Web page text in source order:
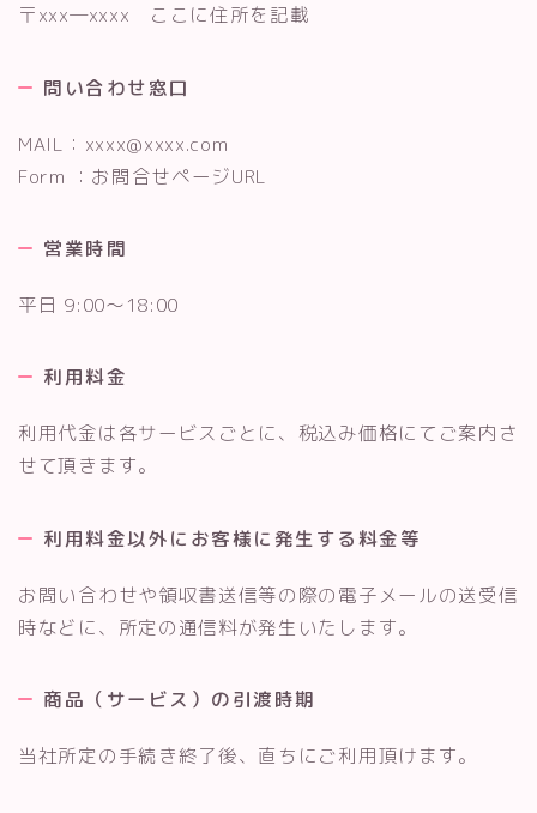
〒xxx―xxxx ここに住所を記載
問い合わせ窓口
MAIL：xxxx@xxxx.com
Form ：お問合せページURL
営業時間
平日 9:00～18:00
利用料金
利用代金は各サービスごとに、税込み価格にてご案内さ
せて頂きます。
利用料金以外にお客様に発生する料金等
お問い合わせや領収書送信等の際の電子メールの送受信
時などに、所定の通信料が発生いたします。
商品（サービス）の引渡時期
当社所定の手続き終了後、直ちにご利用頂けます。